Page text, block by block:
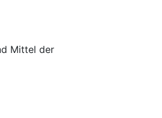
Mittel der